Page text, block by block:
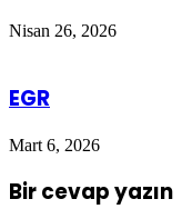
Nisan 26, 2026
EGR
Mart 6, 2026
Bir cevap yazın